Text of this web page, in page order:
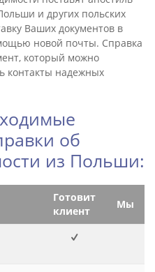
и других польских
Ваших документов в
новой почты. Справка
который можно
контакты надежных
об
из Польши:
Готовит
клиент
Мы